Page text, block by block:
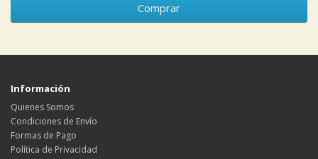
Comprar
Información
Quienes Somos
Condiciones de Envío
Formas de Pago
Política de Privacidad